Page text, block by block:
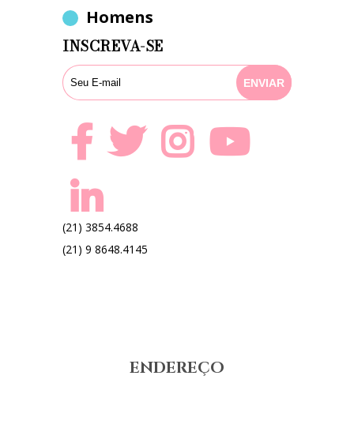
Homens
INSCREVA-SE
(21) 3854.4688
(21) 9 8648.4145
ENDEREÇO